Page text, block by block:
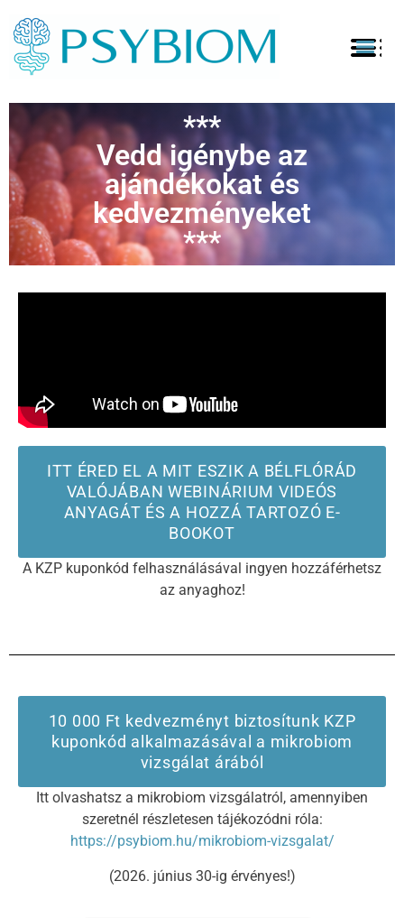
***
Vedd igénybe az
ajándékokat és
kedvezményeket
***
ITT ÉRED EL A MIT ESZIK A BÉLFLÓRÁD
VALÓJÁBAN WEBINÁRIUM VIDEÓS
ANYAGÁT ÉS A HOZZÁ TARTOZÓ E-
BOOKOT
A KZP kuponkód felhasználásával ingyen hozzáférhetsz
az anyaghoz!
10 000 Ft kedvezményt biztosítunk KZP
kuponkód alkalmazásával a mikrobiom
vizsgálat árából
Itt olvashatsz a mikrobiom vizsgálatról, amennyiben
szeretnél részletesen tájékozódni róla:
https://psybiom.hu/mikrobiom-vizsgalat/
(2026. június 30-ig érvényes!)